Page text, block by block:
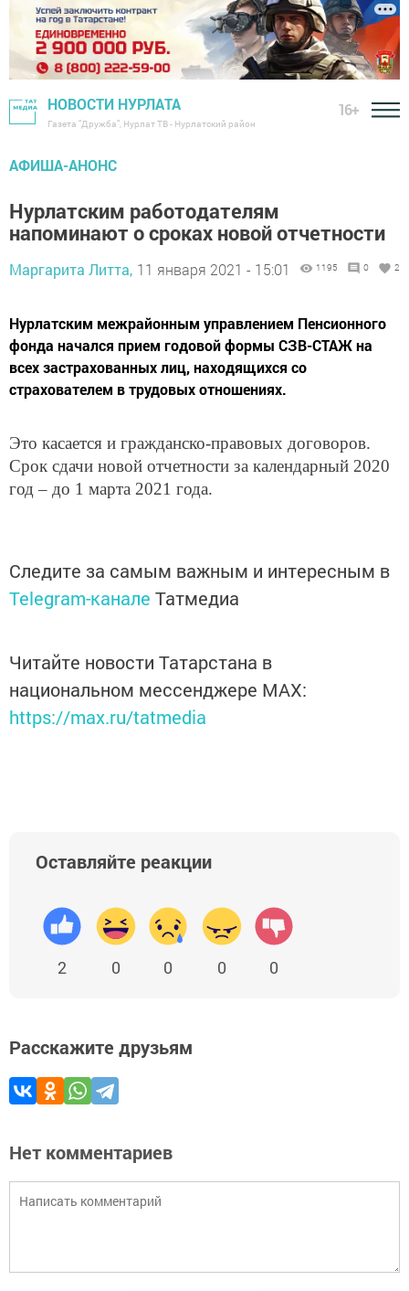
НОВОСТИ НУРЛАТА
Газета "Дружба", Нурлат ТВ - Нурлатский район
16+
АФИША-АНОНС
Нурлатским работодателям
напоминают о сроках новой отчетности
Маргарита Литта, 11 января 2021 - 15:01 1195 0 2
Нурлатским межрайонным управлением Пенсионного
фонда начался прием годовой формы СЗВ-СТАЖ на
всех застрахованных лиц, находящихся со
страхователем в трудовых отношениях.
Это касается и гражданско-правовых договоров.
Срок сдачи новой отчетности за календарный 2020
год – до 1 марта 2021 года.
Следите за самым важным и интересным в
Telegram-канале Татмедиа
Читайте новости Татарстана в
национальном мессенджере MАХ:
https://max.ru/tatmedia
Оставляйте реакции
2 0 0 0 0
Расскажите друзьям
Нет комментариев